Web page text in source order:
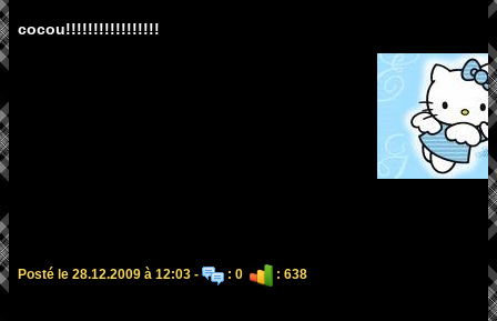
cocou!!!!!!!!!!!!!!!!!
Posté le 28.12.2009 à 12:03 - : 0 : 638